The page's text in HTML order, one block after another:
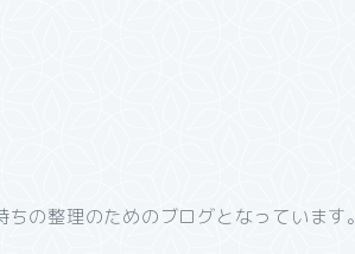
の整理のためのブログとなっています。